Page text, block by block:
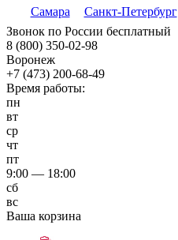
Самара
Санкт-Петербург
Звонок по России бесплатный
8 (800) 350-02-98
Воронеж
+7 (473) 200-68-49
Время работы:
пн
вт
ср
чт
пт
9:00 — 18:00
сб
вс
Ваша корзина